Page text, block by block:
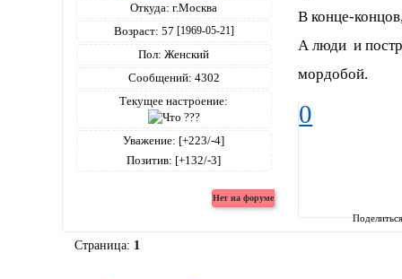
Откуда: г.Москва
Возраст: 57 [1969-05-21]
Пол: Женский
Сообщений: 4302
Текущее настроение:
Уважение: [+223/-4]
Позитив: [+132/-3]
В конце-
А люди и
мордобой.
0
Страница: 1